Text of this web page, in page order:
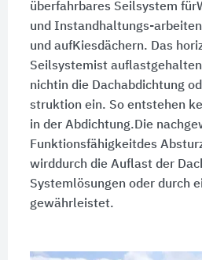
überfahrbares Seilsystem
und Instandhaltungs-
und aufKiesdächern. Das
Seilsystemist
nichtin die Dachabdichtung
struktion ein. So entstehen
in der Abdichtung.Die
Funktionsfähigkeitdes
wirddurch die Auflast der
Systemlösungen oder durch
gewährleistet.